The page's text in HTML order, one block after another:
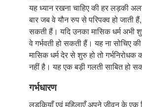
यह ध्यान रखना चाहिए की हर लड़की
बार जब वे यौन रुप से परिपक्व हो जाती हैं,
सकती हैं। यदि उनका मासिक धर्म अभी
वे गर्भवती हो सकती हैं। यह ना सोचिए
मासिक धर्म देर से शुरु हो तो गर्भनिरोधक
नहीं है। यह एक बड़ी गलती साबित हो
गर्भधारण
लड़कियाँ एवं महिलाएँ अपने जीवन के एक